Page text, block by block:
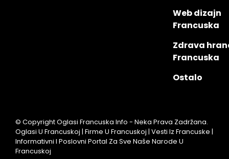
Web dizajn
Francuska
Zdrava
Francuska
Ostalo
© Copyright Oglasi Francuska Info - Neka Prava Zadržana.
Oglasi U Francuskoj | Firme U Francuskoj | Vesti Iz Francuske |
Informativni I Poslovni Portal Za Sve Naše Narode U
Francuskoj